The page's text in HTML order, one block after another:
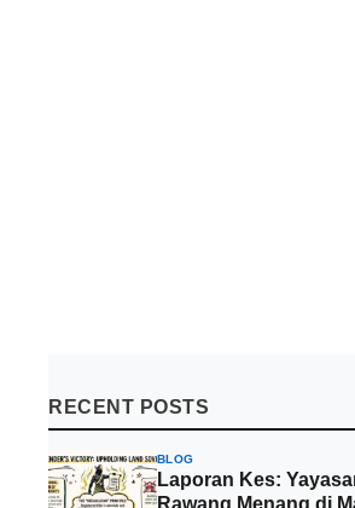
RECENT POSTS
BLOG
Laporan Kes:
Rawang Menang di